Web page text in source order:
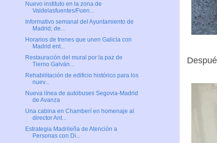
Nuevo instituto en la zona de
Valdelasfuentes/Fuen...
Informativo semanal del Ayuntamiento de
Madrid; de...
Horarios de trenes que unen Galicia con
Madrid ent...
Restauración del mural por la paz de
Tierno Galván...
Rehabilitación de edificio histórico para los
nuev...
Nueva línea de autobuses Segovia-Madrid
de Avanza
Una cabina en Chamberí en homenaje al
director Ant...
Estrategia Madrileña de Atención a
Personas con Di...